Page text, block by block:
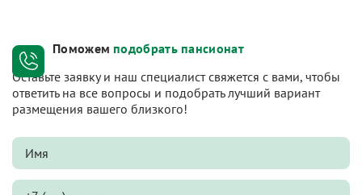
Поможем подобрать пансионат
Оставьте заявку и наш специалист свяжется с вами, чтобы
ответить на все вопросы и подобрать лучший вариант
размещения вашего близкого!